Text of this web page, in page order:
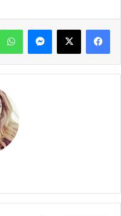
فيسبوك X ماسنجر